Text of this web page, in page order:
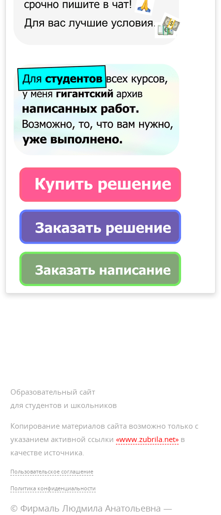
Образовательный сайт
для студентов и школьников
Копирование материалов сайта возможно только с
указанием активной ссылки«www.zubrila.net» в
качестве источника.
Пользовательское соглашение
Политика конфиденциальности
© Фирмаль Людмила Анатольевна —